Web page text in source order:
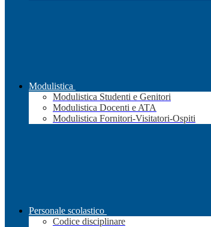
Modulistica
Modulistica Studenti e Genitori
Modulistica Docenti e ATA
Modulistica Fornitori-Visitatori-Ospiti
Personale scolastico
Codice disciplinare